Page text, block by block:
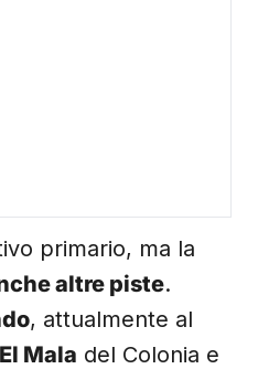
primario, ma la
altre piste.
, attualmente al
El Mala del Colonia e